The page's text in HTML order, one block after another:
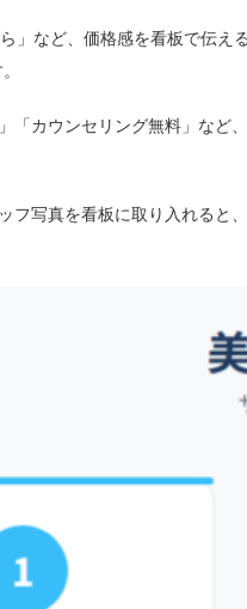
ら」など、価格感を看板で伝え
「カウンセリング無料」など、
フ写真を看板に取り入れると、